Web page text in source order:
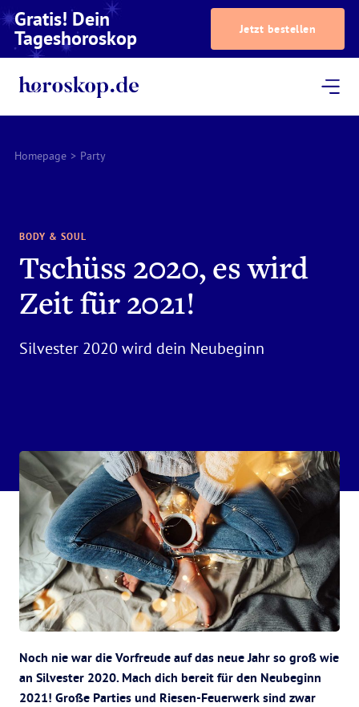
Gratis! Dein
Tageshoroskop Jetzt bestellen
Homepage > Party
BODY & SOUL
Tschüss 2020, es wird
Zeit für 2021!
Silvester 2020 wird dein Neubeginn
Noch nie war die Vorfreude auf das neue Jahr so groß wie
an Silvester 2020. Mach dich bereit für den Neubeginn
2021! Große Parties und Riesen-Feuerwerk sind zwar